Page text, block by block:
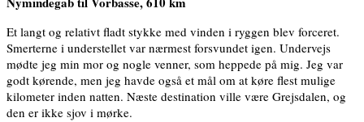
Et langt og relativt fladt stykke med vinden i ryggen blev forceret.
Smerterne i understellet var nærmest forsvundet igen. Undervejs
mødte jeg min mor og nogle venner, som heppede på mig. Jeg var
godt kørende, men jeg havde også et mål om at køre flest mulige
kilometer inden natten. Næste destination ville være Grejsdalen, og
den er ikke sjov i mørke.